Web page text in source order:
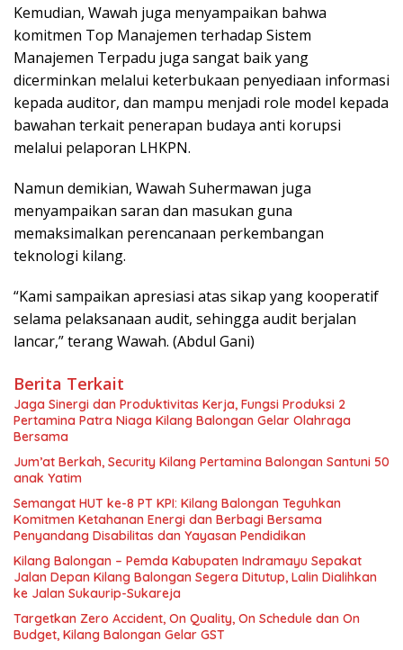
Kemudian, Wawah juga menyampaikan bahwa
komitmen Top Manajemen terhadap Sistem
Manajemen Terpadu juga sangat baik yang
dicerminkan melalui keterbukaan penyediaan informasi
kepada auditor, dan mampu menjadi role model kepada
bawahan terkait penerapan budaya anti korupsi
melalui pelaporan LHKPN.
Namun demikian, Wawah Suhermawan juga
menyampaikan saran dan masukan guna
memaksimalkan perencanaan perkembangan
teknologi kilang.
“Kami sampaikan apresiasi atas sikap yang kooperatif
selama pelaksanaan audit, sehingga audit berjalan
lancar,” terang Wawah. (Abdul Gani)
Berita Terkait
Jaga Sinergi dan Produktivitas Kerja, Fungsi Produksi 2
Pertamina Patra Niaga Kilang Balongan Gelar Olahraga
Bersama
Jum’at Berkah, Security Kilang Pertamina Balongan Santuni 50
anak Yatim
Semangat HUT ke-8 PT KPI: Kilang Balongan Teguhkan
Komitmen Ketahanan Energi dan Berbagi Bersama
Penyandang Disabilitas dan Yayasan Pendidikan
Kilang Balongan – Pemda Kabupaten Indramayu Sepakat
Jalan Depan Kilang Balongan Segera Ditutup, Lalin Dialihkan
ke Jalan Sukaurip-Sukareja
Targetkan Zero Accident, On Quality, On Schedule dan On
Budget, Kilang Balongan Gelar GST